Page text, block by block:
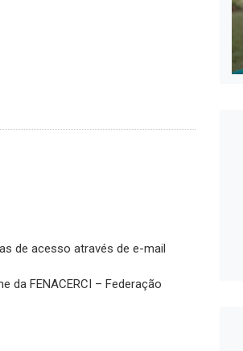
de acesso através de e-mail
da FENACERCI – Federação